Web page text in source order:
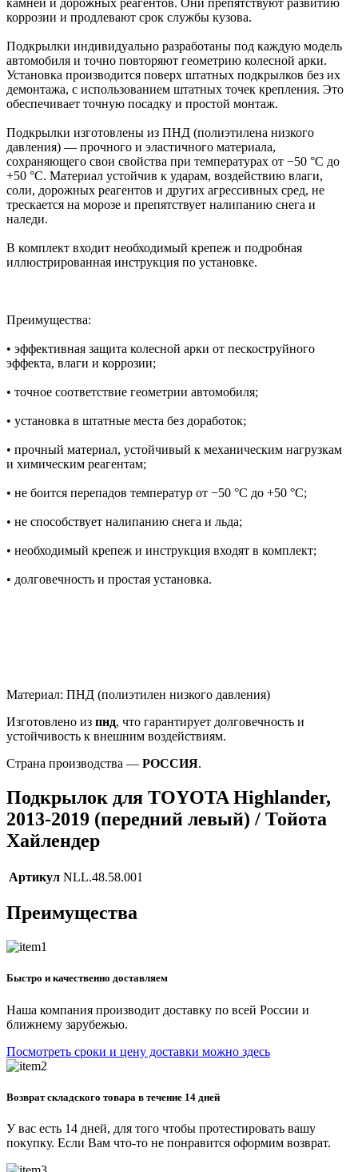
коррозии и продлевают срок службы кузова.
Подкрылки индивидуально разработаны под каждую модель
автомобиля и точно повторяют геометрию колесной арки.
Установка производится поверх штатных подкрылков без их
демонтажа, с использованием штатных точек крепления. Это
обеспечивает точную посадку и простой монтаж.
Подкрылки изготовлены из ПНД (полиэтилена низкого
давления) — прочного и эластичного материала,
сохраняющего свои свойства при температурах от −50 °C до
+50 °C. Материал устойчив к ударам, воздействию влаги,
соли, дорожных реагентов и других агрессивных сред, не
трескается на морозе и препятствует налипанию снега и
наледи.
В комплект входит необходимый крепеж и подробная
иллюстрированная инструкция по установке.
Преимущества:
• эффективная защита колесной арки от пескоструйного
эффекта, влаги и коррозии;
• точное соответствие геометрии автомобиля;
• установка в штатные места без доработок;
• прочный материал, устойчивый к механическим нагрузкам
и химическим реагентам;
• не боится перепадов температур от −50 °C до +50 °C;
• не способствует налипанию снега и льда;
• необходимый крепеж и инструкция входят в комплект;
• долговечность и простая установка.
Материал: ПНД (полиэтилен низкого давления)
Изготовлено из пнд, что гарантирует долговечность и
устойчивость к внешним воздействиям.
Страна производства — РОССИЯ.
Подкрылок для TOYOTA Highlander,
2013-2019 (передний левый) / Тойота
Хайлендер
Артикул NLL.48.58.001
Преимущества
Быстро и качественно доставляем
Наша компания производит доставку по всей России и
ближнему зарубежью.
Посмотреть сроки и цену доставки можно здесь
Возврат складского товара в течение 14 дней
У вас есть 14 дней, для того чтобы протестировать вашу
покупку. Если Вам что-то не понравится оформим возврат.